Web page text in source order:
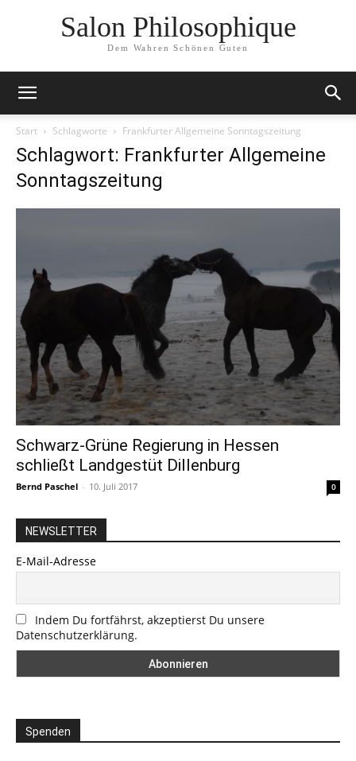
Salon Philosophique
Dem Wahren Schönen Guten
Start Schlagworte Frankfurter Allgemeine Sonntagszeitung
Schlagwort: Frankfurter Allgemeine
Sonntagszeitung
Schwarz-Grüne Regierung in Hessen
schließt Landgestüt Dillenburg
Bernd Paschel - 10. Juli 2017 0
NEWSLETTER
E-Mail-Adresse
Indem Du fortfährst, akzeptierst Du unsere
Datenschutzerklärung.
Spenden